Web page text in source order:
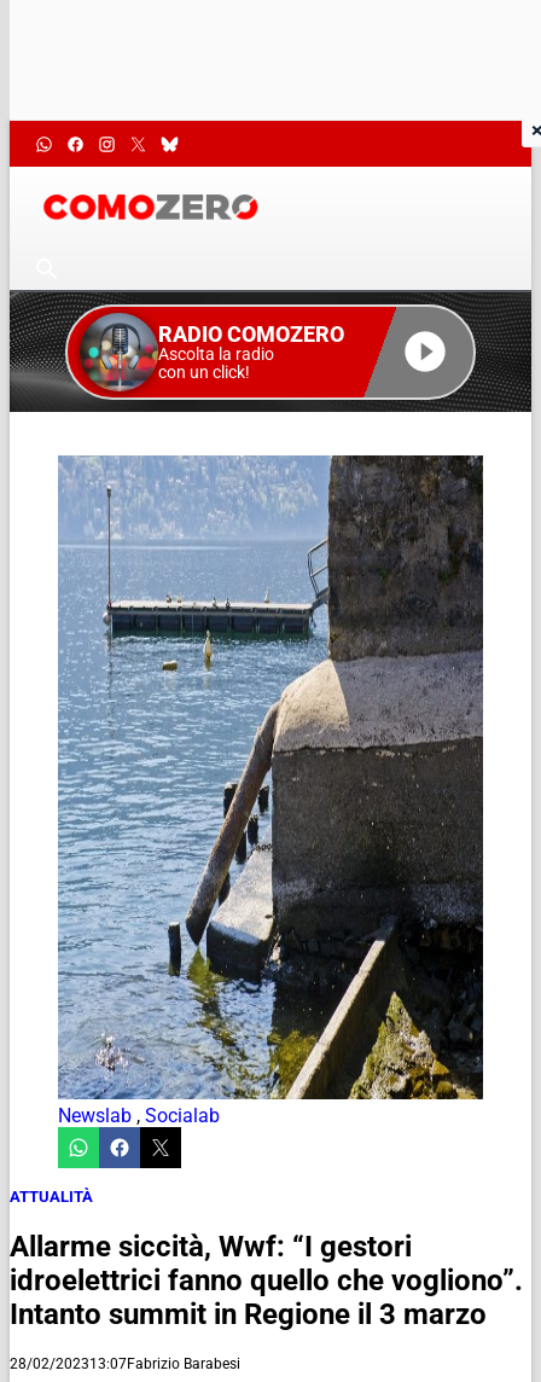
RADIO COMOZERO
Ascolta la radio
con un click!
Newslab , Socialab
ATTUALITÀ
Allarme siccità, Wwf: “I gestori
idroelettrici fanno quello che vogliono”.
Intanto summit in Regione il 3 marzo
28/02/202313:07Fabrizio Barabesi